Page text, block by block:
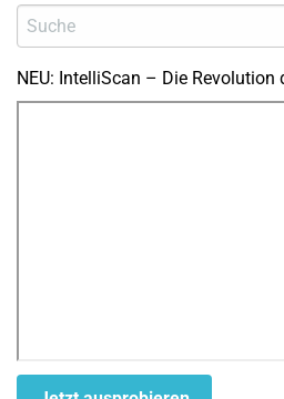
NEU: IntelliScan – Die Revolution